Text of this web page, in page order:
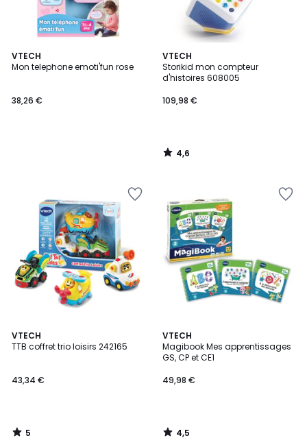
VTECH
Mon telephone emoti'fun rose
38,26 €
VTECH
Storikid mon compteur
d'histoires 608005
109,98 €
4,6
/ 5
4,6
/
VTECH
TTB coffret trio loisirs 242165
43,34 €
5
/
5
VTECH
Magibook Mes apprentissages
GS, CP et CE1
49,98 €
4,5
/ 5
4,5